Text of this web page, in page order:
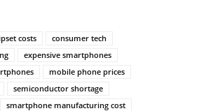
costs
consumer tech
expensive smartphones
mobile phone prices
semiconductor shortage
smartphone manufacturing cost